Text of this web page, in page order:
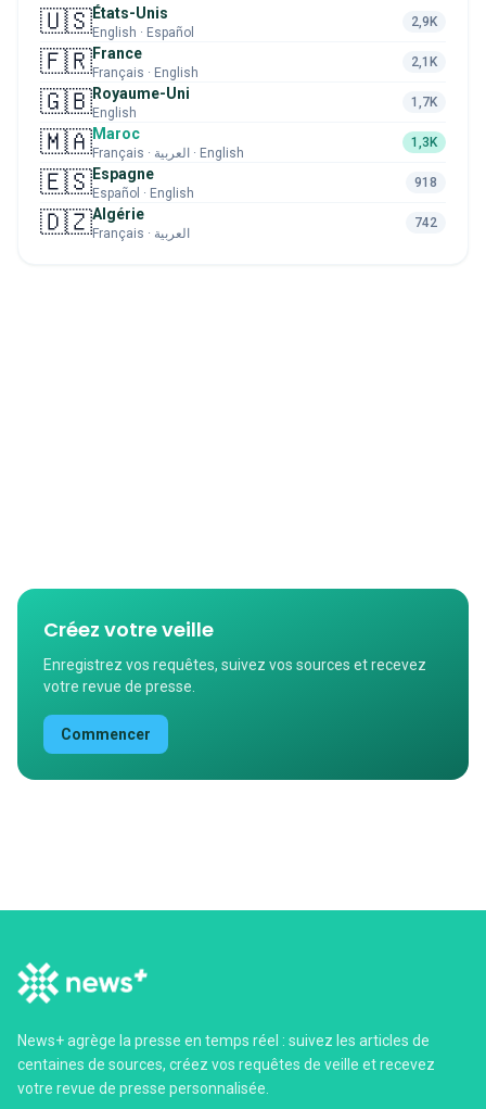
🇺🇸États-Unis
English · Español
2,9K
🇫🇷France
Français · English
2,1K
🇬🇧Royaume-Uni
English
1,7K
🇲🇦Maroc
Français · العربية · English
1,3K
🇪🇸Espagne
Español · English
918
🇩🇿Algérie
Français · العربية
742
Créez votre veille
Enregistrez vos requêtes, suivez vos sources et recevez
votre revue de presse.
Commencer
News+ agrège la presse en temps réel : suivez les articles de
centaines de sources, créez vos requêtes de veille et recevez
votre revue de presse personnalisée.